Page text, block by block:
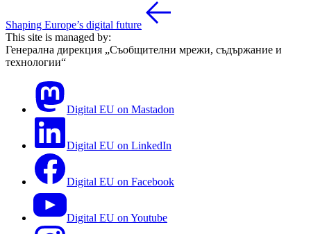
Shaping Europe’s digital future
This site is managed by:
Генерална дирекция „Съобщителни мрежи, съдържание и
технологии“
Digital EU on Mastadon
Digital EU on LinkedIn
Digital EU on Facebook
Digital EU on Youtube